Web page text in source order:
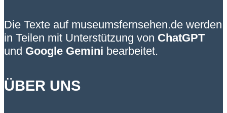
Die Texte auf museumsfernsehen.de werden
in Teilen mit Unterstützung von ChatGPT
und Google Gemini bearbeitet.
ÜBER UNS